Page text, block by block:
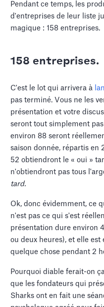
Pendant ce temps, les
d'entreprises de leur liste
magique : 158 entreprises.
158 entreprises.
C'est le lot qui arrivera à
pas terminé. Vous ne les
présentation et votre
seront tout simplement
environ 88 seront
saison donnée, répartis en
52 obtiendront le « oui »
n'obtiendront pas tous
tard.
Ok, donc évidemment, ce
n'est pas ce qui s'est
présentation dure environ
ou deux heures), et elle
quelque chose pendant 2
Pourquoi diable ferait-on
que les fondateurs qui
Sharks ont en fait une